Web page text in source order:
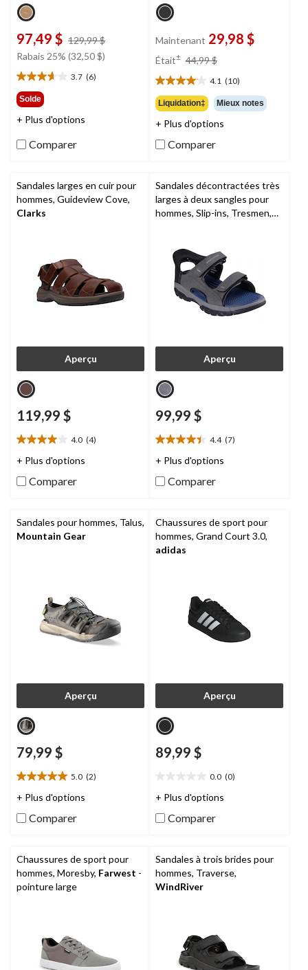
97,49 $ 129,99 $
Rabais 25% (32,50 $)
3.7 (6)
3.7
étoile(s)
sur
5.
évaluations
Solde
+ Plus d'options
Comparer
Maintenant 29,98 $
Était± 44,99 $
44,99 $
4.1 (10)
4.1
étoile(s)
sur
5.
10
évaluations
Liquidation‡ Mieux notes
+ Plus d'options
Comparer
Sandales larges en cuir pour
hommes, Guideview Cove,
Clarks
Aperçu
119,99 $
4.0 (4)
4.0
étoile(s)
5.
+ Plus d'options
Comparer
Sandales décontractées très
larges à deux sangles pour
hommes, Slip-ins, Tresmen,
Aperçu
99,99 $
4.4 (7)
4.4
étoile(s)
5.
+ Plus d'options
Comparer
Sandales pour hommes, Talus,
Mountain Gear
Aperçu
79,99 $
5.0 (2)
5.0
étoile(s)
5.
+ Plus d'options
Comparer
Chaussures de sport pour
hommes, Grand Court 3.0,
adidas
Aperçu
89,99 $
0.0 (0)
étoile(s)
5.
+ Plus d'options
Comparer
Chaussures de sport pour
hommes, Moresby, Farwest -
pointure large
Sandales à trois brides pour
hommes, Traverse,
WindRiver